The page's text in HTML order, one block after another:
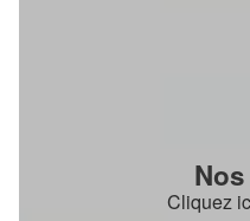
Cliquez